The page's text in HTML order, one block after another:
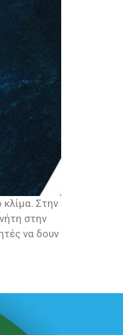
Στην
στην
να δουν